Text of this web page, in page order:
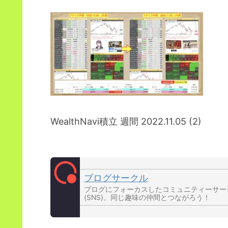
WealthNavi積立 週間 2022.11.05 (2)
ブログサークル
ブログにフォーカスしたコミュニティーサ
(SNS)。同じ趣味の仲間とつながろう！